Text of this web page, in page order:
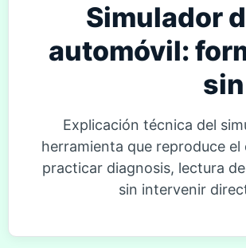
Simulador
automóvil:
Explicación técnica del
herramienta que reproduce
practicar diagnosis, lectura
sin intervenir